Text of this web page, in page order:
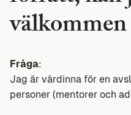
Fråga:
Jag är värdinna för en
personer (mentorer och